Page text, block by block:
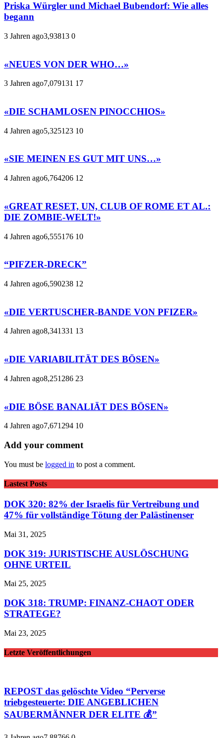
Priska Würgler und Michael Bubendorf: Wie alles
begann
3 Jahren ago3,93813 0
«NEUES VON DER WHO…»
3 Jahren ago7,079131 17
«DIE SCHAMLOSEN PINOCCHIOS»
4 Jahren ago5,325123 10
«SIE MEINEN ES GUT MIT UNS…»
4 Jahren ago6,764206 12
«GREAT RESET, UN, CLUB OF ROME ET AL.:
DIE ZOMBIE-WELT!»
4 Jahren ago6,555176 10
“PIFZER-DRECK”
4 Jahren ago6,590238 12
«DIE VERTUSCHER-BANDE VON PFIZER»
4 Jahren ago8,341331 13
«DIE VARIABILITÄT DES BÖSEN»
4 Jahren ago8,251 286 23
«DIE BÖSE BANALIÄT DES BÖSEN»
4 Jahren ago7,671 294 10
Add your comment
You must be logged in to post a comment.
Lastest Posts
DOK 320: 82% der Israelis für Vertreibung und
47% für vollständige Tötung der Palästinenser
Mai 31, 2025
DOK 319: JURISTISCHE AUSLÖSCHUNG
OHNE URTEIL
Mai 25, 2025
DOK 318: TRUMP: FINANZ-CHAOT ODER
STRATEGE?
Mai 23, 2025
Letzte Veröffentlichungen
REPOST das gelöschte Video “Perverse
triebgesteuerte: DIE ANGEBLICHEN
SAUBERMÄNNER DER ELITE 💰”